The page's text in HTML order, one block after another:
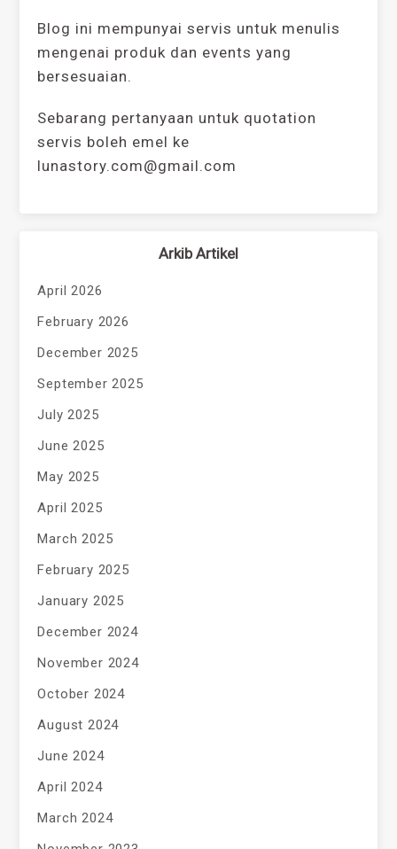
Blog ini mempunyai servis untuk menulis
mengenai produk dan events yang
bersesuaian.
Sebarang pertanyaan untuk quotation
servis boleh emel ke
lunastory.com@gmail.com
Arkib Artikel
April 2026
February 2026
December 2025
September 2025
July 2025
June 2025
May 2025
April 2025
March 2025
February 2025
January 2025
December 2024
November 2024
October 2024
August 2024
June 2024
April 2024
March 2024